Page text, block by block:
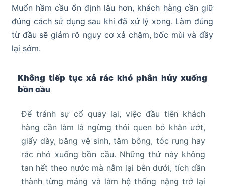
Muốn hầm cầu ổn định lâu hơn, khách hàng cần giữ
đúng cách sử dụng sau khi đã xử lý xong. Làm đúng
từ đầu sẽ giảm rõ nguy cơ xả chậm, bốc mùi và đầy
lại sớm.
Không tiếp tục xả rác khó phân hủy xuống
bồn cầu
Để tránh sự cố quay lại, việc đầu tiên khách
hàng cần làm là ngừng thói quen bỏ khăn ướt,
giấy dày, băng vệ sinh, tăm bông, tóc rụng hay
rác nhỏ xuống bồn cầu. Những thứ này không
tan hết theo nước mà nằm lại bên dưới, tích dần
thành từng mảng và làm hệ thống nặng trở lại